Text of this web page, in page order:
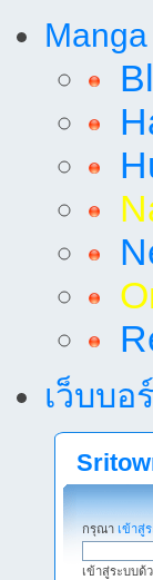
เว็บบอ
กรุณา เข้าสู่
เข้าสู่ระบบด้